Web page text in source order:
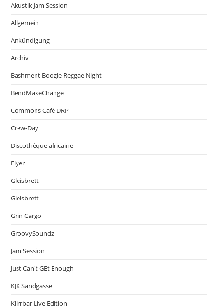
Akustik Jam Session
Allgemein
Ankündigung
Archiv
Bashment Boogie Reggae Night
BendMakeChange
Commons Café DRP
Crew-Day
Discothèque africaine
Flyer
Gleisbrett
Gleisbrett
Grin Cargo
GroovySoundz
Jam Session
Just Can't GEt Enough
KJK Sandgasse
Klirrbar Live Edition